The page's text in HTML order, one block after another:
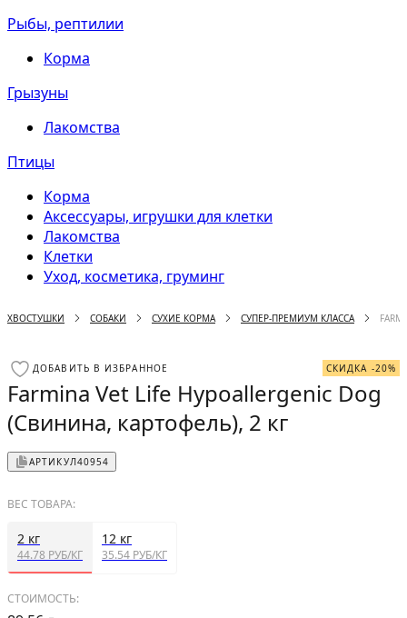
Рыбы, рептилии
Корма
Грызуны
Лакомства
Птицы
Корма
Аксессуары, игрушки для клетки
Лакомства
Клетки
Уход, косметика, груминг
ХВОСТУШКИ СОБАКИ СУХИЕ КОРМА СУПЕР-ПРЕМИУМ КЛАССА
ДОБАВИТЬ В ИЗБРАННОЕ СКИДКА -20%
Farmina Vet Life Hypoallergenic Dog
(Свинина, картофель), 2 кг
АРТИКУЛ40954
ВЕС ТОВАРА:
2 кг
44.78 РУБ/КГ
12 кг
35.54 РУБ/КГ
СТОИМОСТЬ: